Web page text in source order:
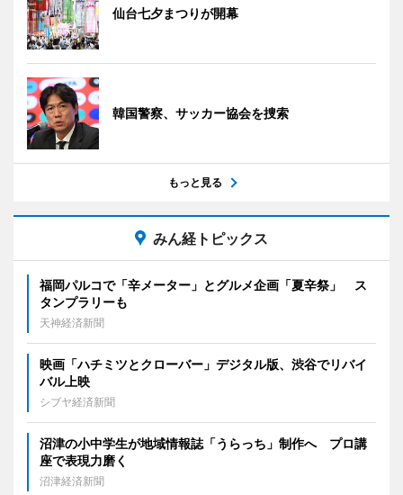
仙台七夕まつりが開幕
韓国警察、サッカー協会を捜索
もっと見る
みん経トピックス
福岡パルコで「辛メーター」とグルメ企画「夏辛祭」 ス
タンプラリーも
天神経済新聞
映画「ハチミツとクローバー」デジタル版、渋谷でリバイ
バル上映
シブヤ経済新聞
沼津の小中学生が地域情報誌「うらっち」制作へ プロ講
座で表現力磨く
沼津経済新聞